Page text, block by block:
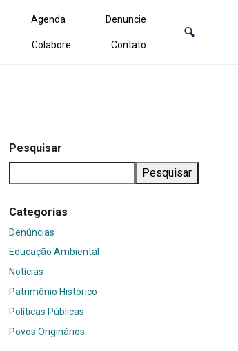
Agenda Denuncie
Colabore Contato
Pesquisar
Pesquisar
Categorias
Denúncias
Educação Ambiental
Notícias
Patrimônio Histórico
Políticas Públicas
Povos Originários